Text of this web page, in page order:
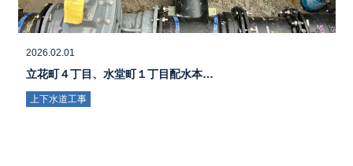
2026.02.01
立花町４丁目、水堂町１丁目配水本…
上下水道工事